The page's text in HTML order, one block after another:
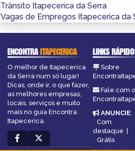
Trânsito Itapecerica da Serra
Vagas de Empregos Itapecerica da
ENCONTRAITAPECERICA
O melhor de Itapecerica
da Serra num só lugar!
Dicas, onde ir, o que fazer,
as melhores empresas,
locais, serviços e muito
mais no guia Encontra
Itapecerica.
LINKS
Sobre
Fale com o
ANUNCIE:
Com
destaque
Grátis